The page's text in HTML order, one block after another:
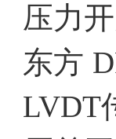
压力
东方
LVDT